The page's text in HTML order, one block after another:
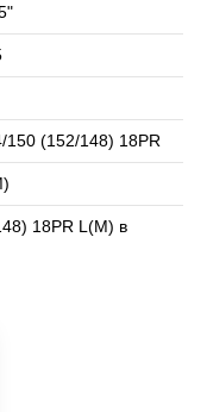
нам – подберем
150 (152/148) 18PR
18PR L(M) в